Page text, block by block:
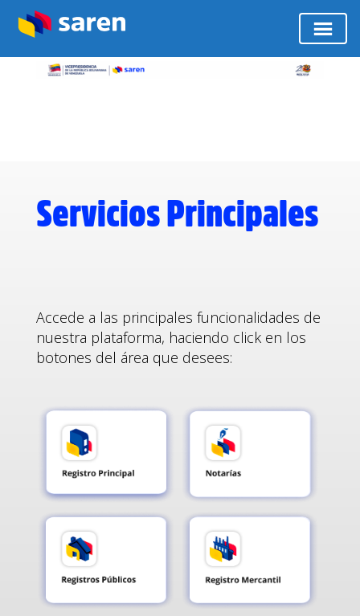
Servicios Principales
Accede a las principales funcionalidades de
nuestra plataforma, haciendo click en los
botones del área que desees: